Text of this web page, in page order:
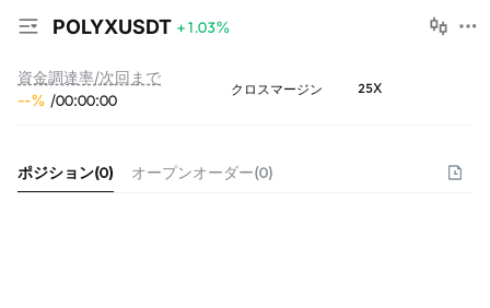
POLYXUSDT +1.03%
資金調達率/次回まで
--% /00:00:00
クロスマージン 25X
ポジション(0) オープンオーダー(0)